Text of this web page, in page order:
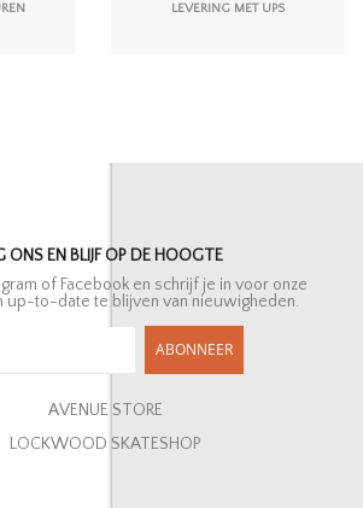
LEVERING MET UPS
ONS EN BLIJF OP DE HOOGTE
of Facebook en schrijf je in voor onze
up-to-date te blijven van nieuwigheden.
ABONNEER
AVENUE STORE
LOCKWOOD SKATESHOP